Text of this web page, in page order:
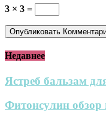
3 × 3 =
Недавнее
Ястреб бальзам
Фитонсулин обзор